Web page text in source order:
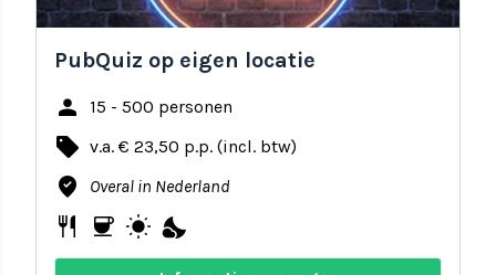
PubQuiz op eigen locatie
person 15 - 500 personen
local_offer v.a. € 23,50 p.p. (incl. btw)
where_to_vote Overal in Nederland
restaurant coffee wb_sunny nights_stay